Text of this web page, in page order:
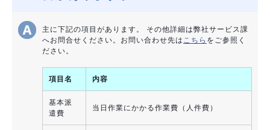
主に下記の項目があります。 その他詳細は弊社サービス課
へお問合せください。お問い合わせ先はこちら をご参照く
ださい。
項目名 内容
基本派
遣費
当日作業にかかる作業費（人件費）